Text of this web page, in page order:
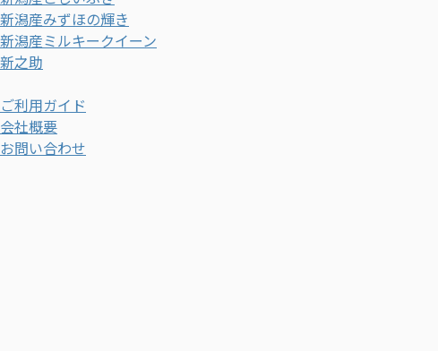
新潟産みずほの輝き
新潟産ミルキークイーン
新之助
ご利用ガイド
会社概要
お問い合わせ